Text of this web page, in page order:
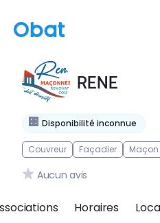
Disponibilité inconnue
RENE
Couvreur Façadier Maçon
Aucun avis
Horaires